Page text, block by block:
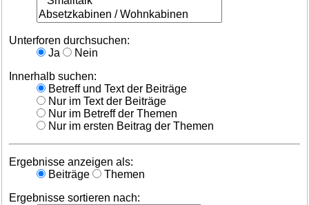
Unterforen durchsuchen:
Ja
Nein
Innerhalb suchen:
Betreff und Text der Beiträge
Nur im Text der Beiträge
Nur im Betreff der Themen
Nur im ersten Beitrag der Themen
Ergebnisse anzeigen als:
Beiträge
Themen
Ergebnisse sortieren nach: